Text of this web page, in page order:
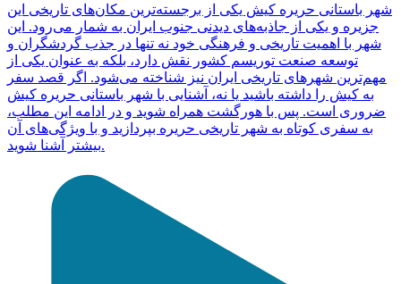
شهر باستانی حریره کیش یکی از برجسته‌ترین مکان‌های تاریخی این
جزیره و یکی از جاذبه‌های دیدنی جنوب ایران به شمار می‌رود. این
شهر با اهمیت تاریخی و فرهنگی خود نه تنها در جذب گردشگران و
توسعه صنعت توریسم کشور نقش دارد، بلکه به عنوان یکی از
مهم‌ترین شهرهای تاریخی ایران نیز شناخته می‌شود. اگر قصد سفر
به کیش را داشته باشید یا نه، آشنایی با شهر باستانی حریره کیش
ضروری است. پس با هورگشت همراه شوید و در ادامه این مطلب،
به سفری کوتاه به شهر تاریخی حریره بپردازید و با ویژگی‌های آن
بیشتر آشنا شوید.